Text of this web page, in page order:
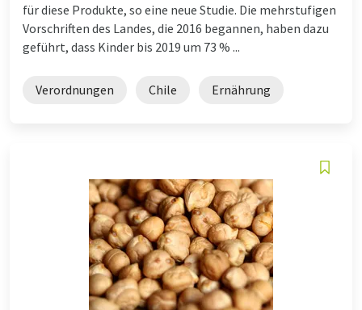
für diese Produkte, so eine neue Studie. Die mehrstufigen
Vorschriften des Landes, die 2016 begannen, haben dazu
geführt, dass Kinder bis 2019 um 73 % ...
Verordnungen Chile Ernährung